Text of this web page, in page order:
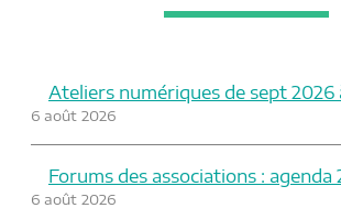
Ateliers numériques de sept 2026
6 août 2026
Forums des associations : agenda
6 août 2026